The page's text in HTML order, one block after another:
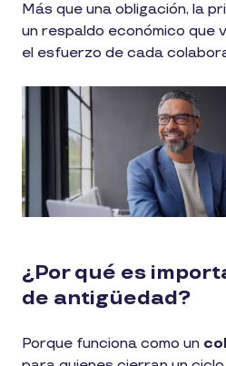
Más que una obligación, la
un respaldo económico
el esfuerzo de cada
¿Por qué es
de antigüedad?
Porque funciona como un